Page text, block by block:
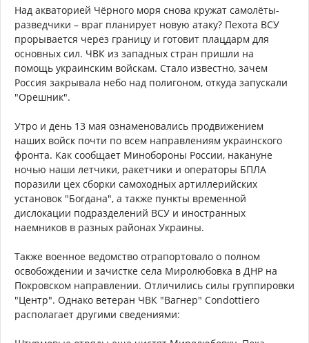
Над акваторией Чёрного моря снова кружат самолёты-
разведчики – враг планирует новую атаку? Пехота ВСУ
прорывается через границу и готовит плацдарм для
основных сил. ЧВК из западных стран пришли на
помощь украинским войскам. Стало известно, зачем
Россия закрывала небо над полигоном, откуда запускали
"Орешник".
Утро и день 13 мая ознаменовались продвижением
наших войск почти по всем направлениям украинского
фронта. Как сообщает Минобороны России, накануне
ночью наши летчики, ракетчики и операторы БПЛА
поразили цех сборки самоходных артиллерийских
установок "Богдана", а также пункты временной
дислокации подразделений ВСУ и иностранных
наемников в разных районах Украины.
Также военное ведомство отрапортовало о полном
освобождении и зачистке села Миролюбовка в ДНР на
Покровском направлении. Отличились силы группировки
"Центр". Однако ветеран ЧВК "Вагнер" Condottiero
располагает другими сведениями: